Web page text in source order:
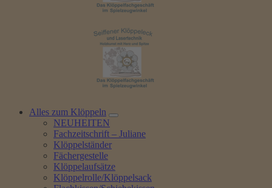
Alles zum Klöppeln
NEUHEITEN
Fachzeitschrift – Juliane
Klöppelständer
Fächergestelle
Klöppelaufsätze
Klöppelrolle/Klöppelsack